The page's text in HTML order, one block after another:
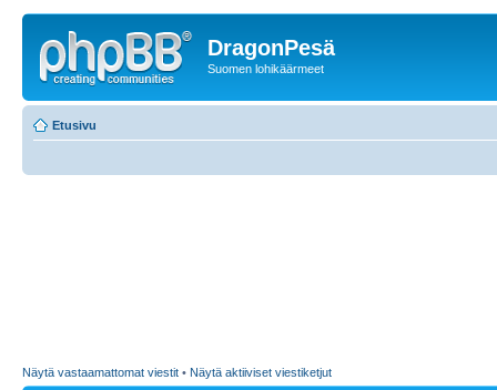
DragonPesä
Suomen lohikäärmeet
Etusivu
Näytä vastaamattomat viestit • Näytä aktiiviset viestiketjut